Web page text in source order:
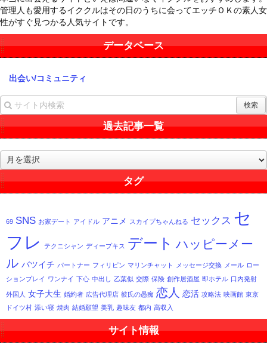
管理人も愛用するイククルはその日のうちに会ってエッチＯＫの素人女
性がすぐ見つかる人気サイトです。
データベース
出会い/コミュニティ
過去記事一覧
去
記
事
タグ
69 SNS お家デート アイドル アニメ スカイプちゃんねる セックス セ
フレ
テクニシャン ディープキス デート ハッピーメー
ル バツイチ パートナー フィリピン マリンチャット メッセージ交換 メール ロー
ションプレイ ワンナイ 下心 中出し 乙葉似 交際 保険 創作居酒屋 即ホテル 口内発射
外国人 女子大生 婚約者 広告代理店 彼氏の愚痴 恋人 恋活 攻略法 映画館 東京
ドイツ村 添い寝 焼肉 結婚願望 美乳 趣味友 都内 高収入
サイト情報